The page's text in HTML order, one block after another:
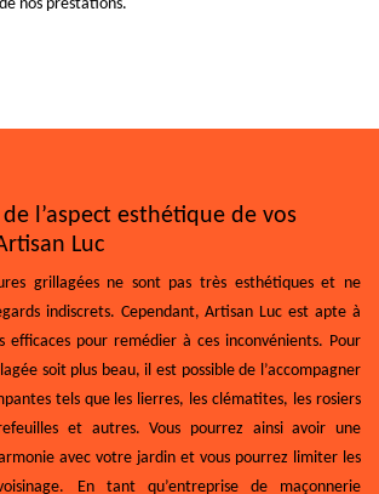
nos prestations.
l’aspect esthétique de vos
Luc
grillagées ne sont pas très esthétiques et ne
indiscrets. Cependant, Artisan Luc est apte à
efficaces pour remédier à ces inconvénients. Pour
soit plus beau, il est possible de l’accompagner
tels que les lierres, les clématites, les rosiers
et autres. Vous pourrez ainsi avoir une
avec votre jardin et vous pourrez limiter les
En tant qu’entreprise de maçonnerie